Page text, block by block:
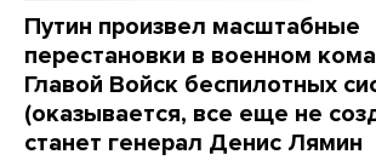
Путин произвел масштабные
перестановки в военном
Главой Войск беспилотных
(оказывается, все еще не
станет генерал Денис Лямин